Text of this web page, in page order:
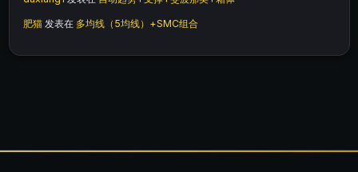
肥猫 发表在 多均线（5均线）+SMC组合